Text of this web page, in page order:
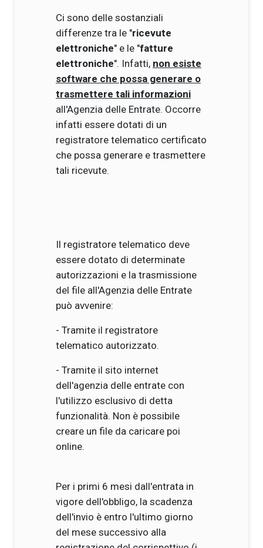
Ci sono delle sostanziali
differenze tra le "ricevute
elettroniche" e le "fatture
elettroniche". Infatti, non esiste
software che possa generare o
trasmettere tali informazioni
all'Agenzia delle Entrate. Occorre
infatti essere dotati di un
registratore telematico certificato
che possa generare e trasmettere
tali ricevute.
Il registratore telematico deve
essere dotato di determinate
autorizzazioni e la trasmissione
del file all'Agenzia delle Entrate
può avvenire:
- Tramite il registratore
telematico autorizzato.
- Tramite il sito internet
dell'agenzia delle entrate con
l'utilizzo esclusivo di detta
funzionalità. Non è possibile
creare un file da caricare poi
online.
Per i primi 6 mesi dall'entrata in
vigore dell'obbligo, la scadenza
dell'invio è entro l'ultimo giorno
del mese successivo alla